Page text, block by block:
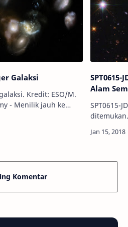
Galaksi
Kredit: ESO/M.
Alam
SPT0615-
yang
Komentar